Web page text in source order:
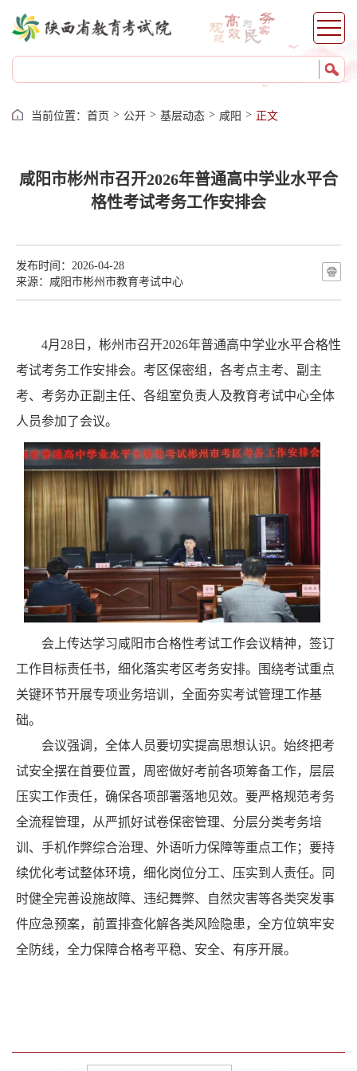
考籍服务
当前位置： 首页 > 公开 > 基层动态 > 咸阳 > 正文
咸阳市彬州市召开2026年普通高中学业水平合
格性考试考务工作安排会
发布时间：2026-04-28
来源：咸阳市彬州市教育考试中心
4月 28 日，彬州市召开2026年普通高中学业水平合格性
考试考务工作安排会。 考区保密组，各考点主考、副主
考、考务办正副主任、 各组室负责人及教育考试中心全体
人员参加了会议。
会上传达学习咸阳市合格性考试工作会议精神，签订
工作目标责任书，细化落实考区考务安排。围绕考试重点
关键环节开展专项业务培训，全面夯实考试管理工作基
础。
会议强调，全体人员要切实提高思想认识。始终把考
试安全摆在首要位置，周密做好考前各项筹备工作，层层
压实工作责任，确保各项部署落地见效。要严格规范考务
全流程管理，从严抓好试卷保密管理、分层分类考务培
训、手机作弊综合治理、外语听力保障等重点工作；要持
续优化考试整体环境，细化岗位分工、压实到人责任。同
时健全完善设施故障、违纪舞弊、自然灾害等各类突发事
件应急预案，前置排查化解各类风险隐患，全方位筑牢安
全防线，全力保障合格考平稳、安全、有序开展。